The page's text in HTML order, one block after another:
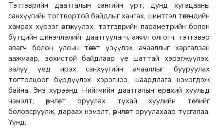
Тэтгэврийн даатгалын сангийн урт, дунд хугацааны
санхүүгийн тогтвортой байдлыг хангах, шимтгэл төлөгчдийн
хамрах хүрээг өргөжүүлэх, тэтгэврийн параметрийн болон
бүтцийн шинэчлэлийг даатгуулагч, ажил олгогч, тэтгэвэр
авагч болон улсын төсөвт үзүүлэх ачааллыг харгалзан
аажмаар, зохистой байдлаар үе шаттай хэрэгжүүлэх,
залуу үед ирэх санхүүгийн ачааллыг бууруулах
тогтолцоог бүрдүүлэх хэрэгцээ, шаардлага нэмэгдэж
байна. Энэ хүрээнд Нийгмийн даатгалын ерөнхий хуульд
нэмэлт, өөрчлөлт оруулах тухай хуулийн төслийг
боловсруулж, дараах нэмэлт, өөрчлөлт оруулахаар тусгалаа.
Үүнд: